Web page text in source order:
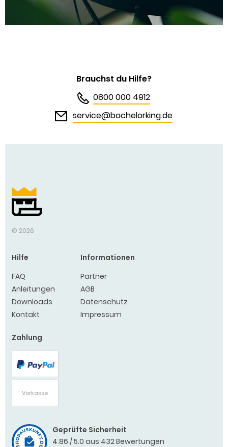
Brauchst du Hilfe?
0800 000 4912
service@bachelorking.de
© 2026
Hilfe
FAQ
Anleitungen
Downloads
Kontakt
Informationen
Partner
AGB
Datenschutz
Impressum
Zahlung
Vorkasse
Geprüfte Sicherheit
4.86 / 5.0 aus 432 Bewertungen